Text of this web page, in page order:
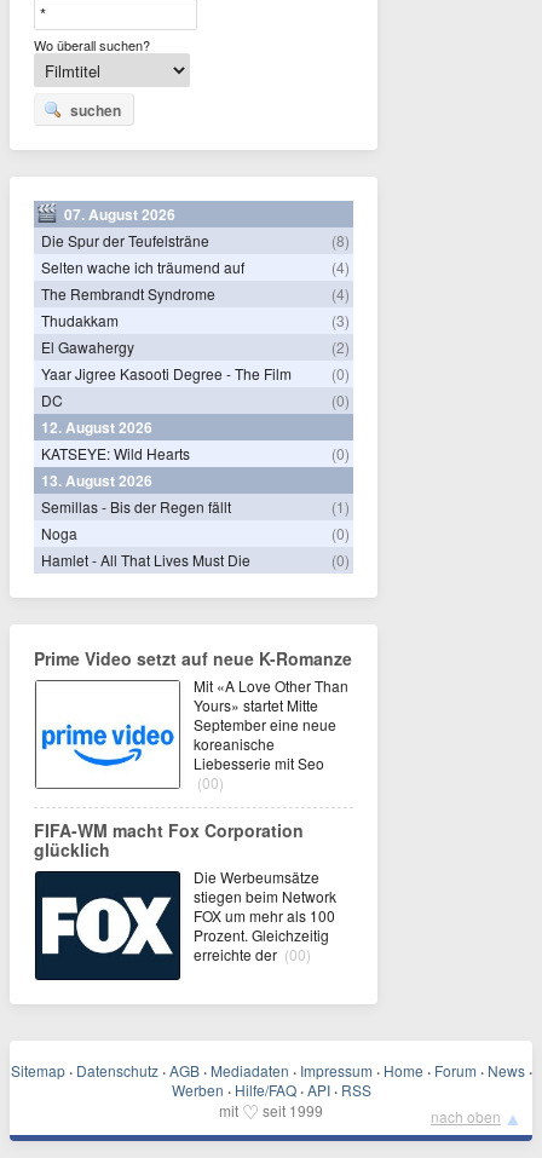
Wo überall suchen?
suchen
07. August 2026
Die Spur der Teufelsträne
(8)
Selten wache ich träumend auf
(4)
The Rembrandt Syndrome
(4)
Thudakkam
(3)
El Gawahergy
(2)
Yaar Jigree Kasooti Degree - The Film
(0)
DC
(0)
12. August 2026
KATSEYE: Wild Hearts (0)
13. August 2026
Semillas - Bis der Regen fällt
(1)
Noga
(0)
Hamlet - All That Lives Must Die
(0)
Prime Video setzt auf neue K-Romanze
Mit «A Love Other Than
Yours» startet Mitte
September eine neue
koreanische
Liebesserie mit Seo
(00)
FIFA-WM macht Fox Corporation
glücklich
Die Werbeumsätze
stiegen beim Network
FOX um mehr als 100
Prozent. Gleichzeitig
erreichte der (00)
Sitemap · Datenschutz · AGB · Mediadaten · Impressum · Home · Forum · News ·
Werben · Hilfe/FAQ · API · RSS
mit ♡ seit 1999 nach oben ▲